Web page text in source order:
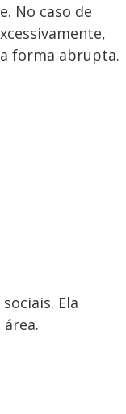
No caso de
forma abrupta.
Ela